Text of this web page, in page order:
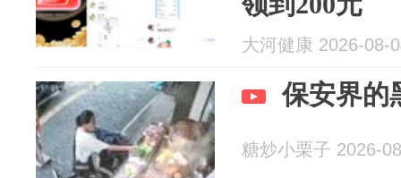
大河健康 2026-08-
保安界的
糖炒小栗子 2026-